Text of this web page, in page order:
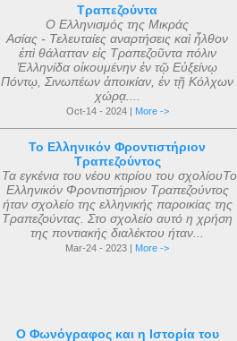
Τραπεζούντα
Ο Ελληνισμός της Μικράς
Ασίας - Τελευταίες αναρτήσεις καὶ ἦλθον
ἐπὶ θάλατταν εἰς Τραπεζοῦντα πόλιν
Ἑλληνίδα οἰκουμένην ἐν τῷ Εὐξείνῳ
Πόντῳ, Σινωπέων ἀποικίαν, ἐν τῇ Κόλχων
χώρᾳ....
Oct-14 - 2024 | More ->
Το Ελληνικόν Φροντιστήριον
Τραπεζούντος
Τα εγκένια του νέου κτιρίου του σχολίουΤο
Ελληνικόν Φροντιστήριον Τραπεζούντος
ήταν σχολείο της ελληνικής παροικίας της
Τραπεζούντας. Στο σχολείο αυτό η χρήση
της ποντιακής διαλέκτου ήταν...
Mar-24 - 2023 | More ->
Ο Φωνόγραφος και η Ιστορία του